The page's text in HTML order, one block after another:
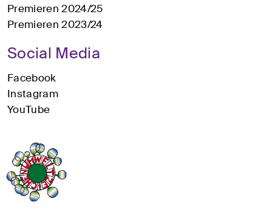
Premieren 2024/25
Premieren 2023/24
Social Media
Facebook
Instagram
YouTube